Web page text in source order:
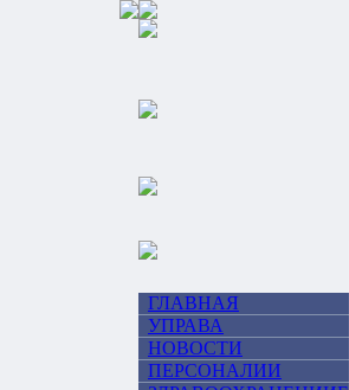
ГЛАВНАЯ
УПРАВА
НОВОСТИ
ПЕРСОНАЛИИ